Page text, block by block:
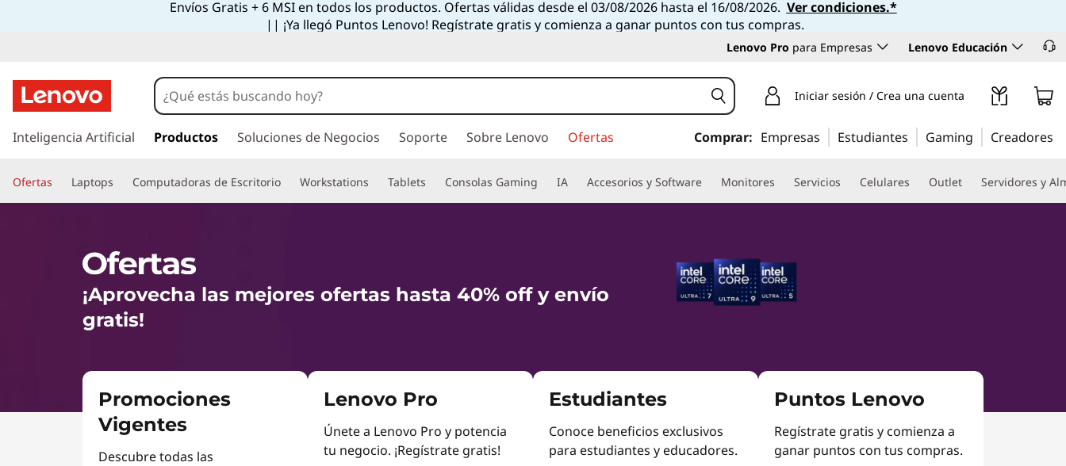
e
a
Envíos Gratis + 6 MSI en todos los productos. Ofertas válidas desde el 03/08/2026 hasta el 16/08/2026. Ver condiciones.*
|| ¡Ya llegó Puntos Lenovo! Regístrate gratis y comienza a ganar puntos con tus compras.
Lenovo Pro para Empresas Lenovo Educación
r
c
o
c
Iniciar sesión / Crea una cuenta
Inteligencia Artificial Productos Soluciones de Negocios Soporte Sobre Lenovo Ofertas Comprar: Empresas Estudiantes Gaming Creadores
Ofertas Laptops Computadoras de Escritorio Workstations Tablets Consolas Gaming IA Accesorios y Software Monitores Servicios Celulares Outlet Servidores y
¡Aprovecha las mejores ofertas hasta 40% off y envío
gratis!
Promociones
Vigentes
Descubre todas las
Lenovo Pro
Únete a Lenovo Pro y potencia
tu negocio. ¡Regístrate gratis!
Estudiantes
Conoce beneficios exclusivos
para estudiantes y educadores.
Puntos Lenovo
Regístrate gratis y comienza a
ganar puntos con tus compras.